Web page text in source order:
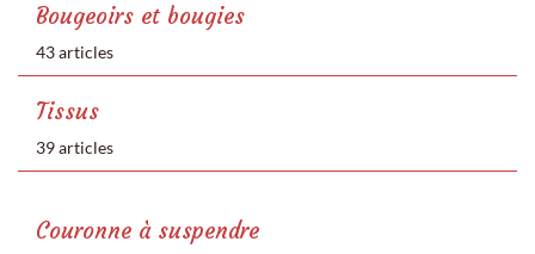
Bougeoirs et bougies
43 articles
Tissus
39 articles
Couronne à suspendre